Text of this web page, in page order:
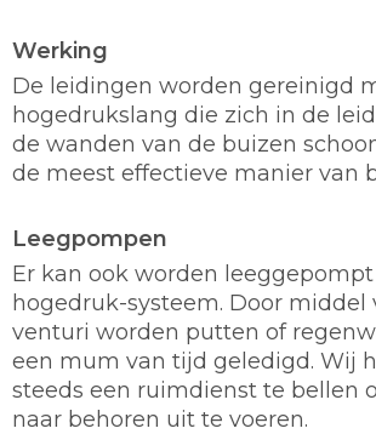
Werking
De leidingen worden gereinigd
hogedrukslang die zich in de
de wanden van de buizen
de meest effectieve manier van
Leegpompen
Er kan ook worden
hogedruk-systeem. Door middel
venturi worden putten of
een mum van tijd geledigd. Wij
steeds een ruimdienst te bellen
naar behoren uit te voeren.